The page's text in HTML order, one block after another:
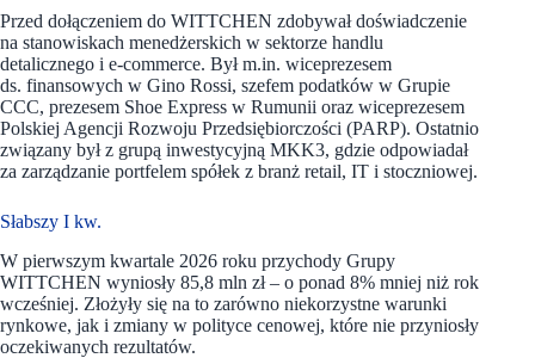
Przed dołączeniem do WITTCHEN zdobywał doświadczenie
na stanowiskach menedżerskich w sektorze handlu
detalicznego i e-commerce. Był m.in. wiceprezesem
ds. finansowych w Gino Rossi, szefem podatków w Grupie
CCC, prezesem Shoe Express w Rumunii oraz wiceprezesem
Polskiej Agencji Rozwoju Przedsiębiorczości (PARP). Ostatnio
związany był z grupą inwestycyjną MKK3, gdzie odpowiadał
za zarządzanie portfelem spółek z branż retail, IT i stoczniowej.
Słabszy I kw.
W pierwszym kwartale 2026 roku przychody Grupy
WITTCHEN wyniosły 85,8 mln zł – o ponad 8% mniej niż rok
wcześniej. Złożyły się na to zarówno niekorzystne warunki
rynkowe, jak i zmiany w polityce cenowej, które nie przyniosły
oczekiwanych rezultatów.